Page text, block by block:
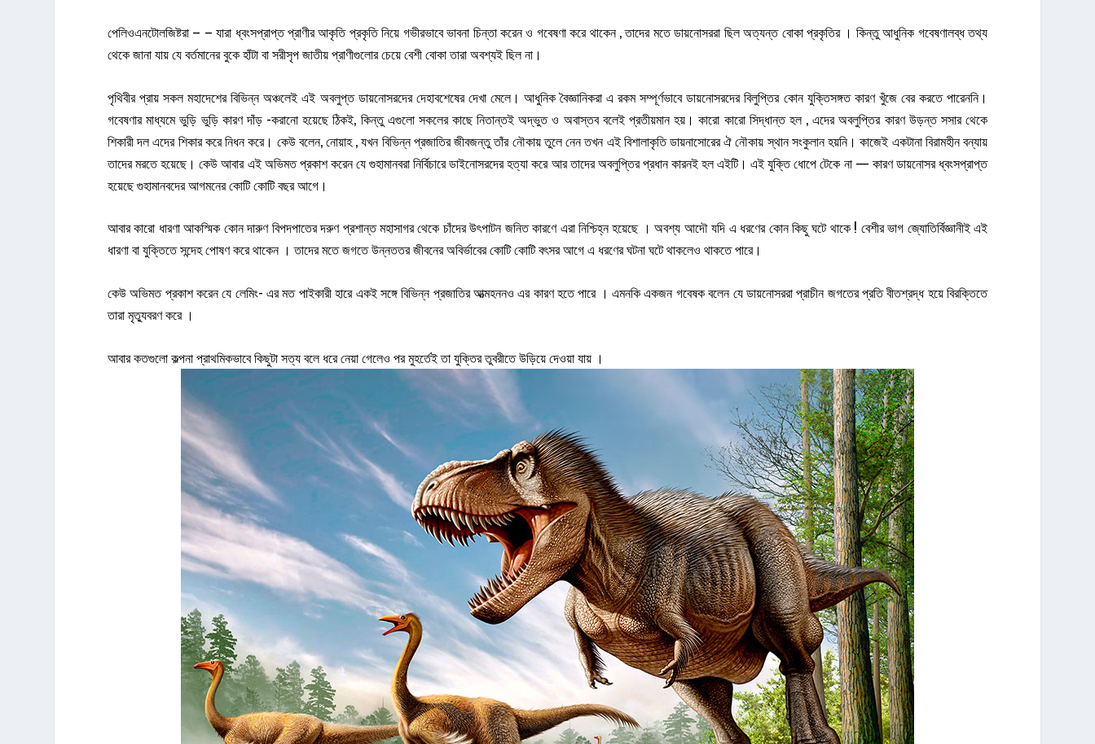
পেলিওএনটোলজিষ্টরা – – যারা ধ্বংসপ্রাপ্ত প্রাণীর আকৃতি প্রকৃতি নিয়ে গভীরভাবে ভাবনা চিন্তা করেন ও গবেষণা করে থাকেন , তাদের মতে ডায়নোসররা ছিল অত্যন্ত বোকা প্রকৃতির । কিন্তু আধুনিক গবেষণালব্ধ তথ্য
থেকে জানা যায় যে বর্তমানের বুকে হাঁটা বা সরীসৃপ জাতীয় প্রাণীগুলোর চেয়ে বেশী বোকা তারা অবশ্যই ছিল না।
পৃথিবীর প্রায় সকল মহাদেশের বিভিন্ন অঞ্চলেই এই অবলুপ্ত ডায়নোসরদের দেহাবশেষের দেখা মেলে। আধুনিক বৈজ্ঞানিকরা এ রকম সম্পূর্ণভাবে ডায়নোসরদের বিলুপ্তির কোন যুক্তিসঙ্গত কারণ খুঁজে বের করতে পারেননি।
গবেষণার মাধ্যমে ভুড়ি ভুড়ি কারণ দাঁড় -করানো হয়েছে ঠিকই, কিন্তু এগুলো সকলের কাছে নিতান্তই অদ্ভুত ও অবাস্তব বলেই প্রতীয়মান হয়। কারো কারো সিদ্ধান্ত হল , এদের অবলুপ্তির কারণ উড়ন্ত সসার থেকে
শিকারী দল এদের শিকার করে নিধন করে। কেউ বলেন, নোয়াহ , যখন বিভিন্ন প্রজাতির জীবজন্তু তাঁর নৌকায় তুলে নেন তখন এই বিশালাকৃতি ডায়নাসোরের ঐ নৌকায় স্থান সংকুলান হয়নি। কাজেই একটানা বিরামহীন বন্যায়
তাদের মরতে হয়েছে। কেউ আবার এই অভিমত প্রকাশ করেন যে গুহামানবরা নির্বিচারে ডাইনোসরদের হত্যা করে আর তাদের অবলুপ্তির প্রধান কারনই হল এইটি। এই যুক্তি ধোপে টেকে না — কারণ ডায়নোসর ধ্বংসপ্রাপ্ত
হয়েছে গুহামানবদের আগমনের কোটি কোটি বছর আগে।
আবার কারো ধারণা আকস্মিক কোন দারুণ বিপদপাতের দরুণ প্রশান্ত মহাসাগর থেকে চাঁদের উৎপাটন জনিত কারণে এরা নিশ্চিহ্ন হয়েছে । অবশ্য আদৌ যদি এ ধরণের কোন কিছু ঘটে থাকে ! বেশীর ভাগ জ্যোতির্বিজ্ঞানীই এই
ধারণা বা যুক্তিতে সন্দেহ পোষণ করে থাকেন । তাদের মতে জগতে উন্নততর জীবনের অবির্ভাবের কোটি কোটি বৎসর আগে এ ধরণের ঘটনা ঘটে থাকলেও থাকতে পারে।
কেউ অভিমত প্রকাশ করেন যে লেমিং- এর মত পাইকারী হারে একই সঙ্গে বিভিন্ন প্রজাতির আত্মহননও এর কারণ হতে পারে । এমনকি একজন গবেষক বলেন যে ডায়নোসররা প্রাচীন জগতের প্রতি বীতশ্রদ্ধ হয়ে বিরক্তিতে
তারা মৃত্যুবরণ করে ।
আবার কতগুলো কল্পনা প্রাথমিকভাবে কিছুটা সত্য বলে ধরে নেয়া গেলেও পর মুহর্তেই তা যুক্তির তুবরীতে উড়িয়ে দেওয়া যায় ।